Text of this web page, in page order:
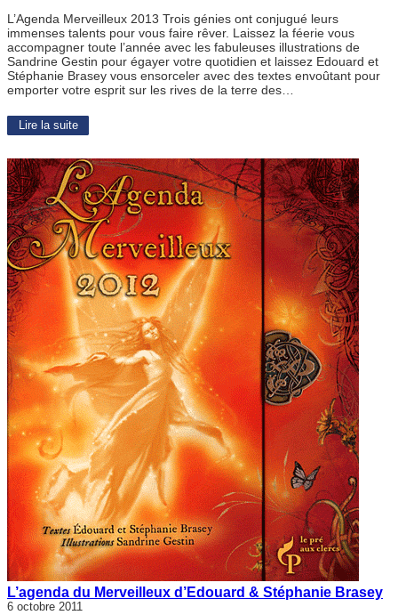
L’Agenda Merveilleux 2013 Trois génies ont conjugué leurs
immenses talents pour vous faire rêver. Laissez la féerie vous
accompagner toute l’année avec les fabuleuses illustrations de
Sandrine Gestin pour égayer votre quotidien et laissez Edouard et
Stéphanie Brasey vous ensorceler avec des textes envoûtant pour
emporter votre esprit sur les rives de la terre des…
Lire la suite
L’agenda du Merveilleux d’Edouard & Stéphanie Brasey
6 octobre 2011